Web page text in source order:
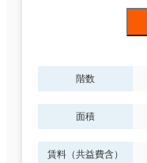
階数
面積
賃料（共益費含）